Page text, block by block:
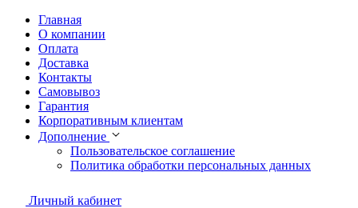
Главная
О компании
Оплата
Доставка
Контакты
Самовывоз
Гарантия
Корпоративным клиентам
Дополнение
Пользовательское соглашение
Политика обработки персональных данных
Личный кабинет